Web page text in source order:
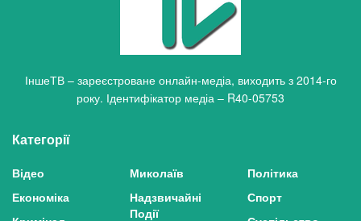
ІншеТВ – зареєстроване онлайн-медіа, виходить з 2014-го
року. Ідентифікатор медіа – R40-05753
Категорії
Відео
Економіка
Миколаїв
Надзвичайні
Події
Політика
Спорт